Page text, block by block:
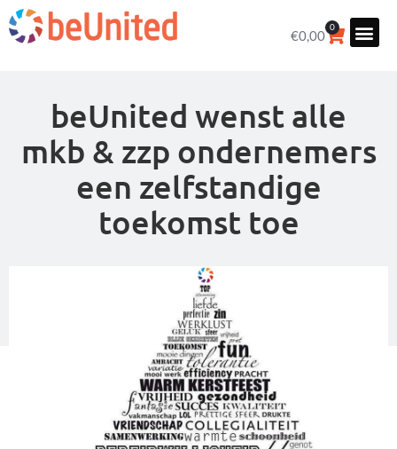
€0,00
0
beUnited wenst alle
mkb & zzp ondernemers
een zelfstandige
toekomst toe